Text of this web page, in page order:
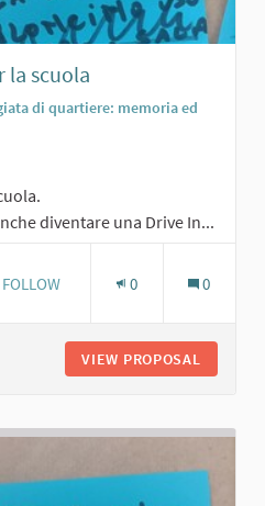
la scuola
di quartiere: memoria ed
diventare una Drive In...
3 FOLLOWERS
FOLLOW 0 0
VIEW PROPOSAL